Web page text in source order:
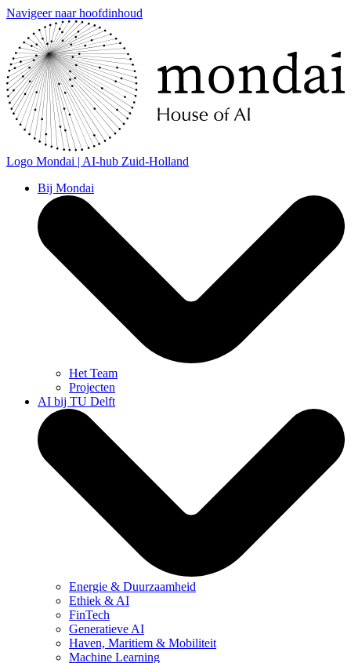
Navigeer naar hoofdinhoud
Logo Mondai | AI-hub Zuid-Holland
Bij Mondai
Het Team
Projecten
AI bij TU Delft
Energie & Duurzaamheid
Ethiek & AI
FinTech
Generatieve AI
Haven, Maritiem & Mobiliteit
Machine Learning